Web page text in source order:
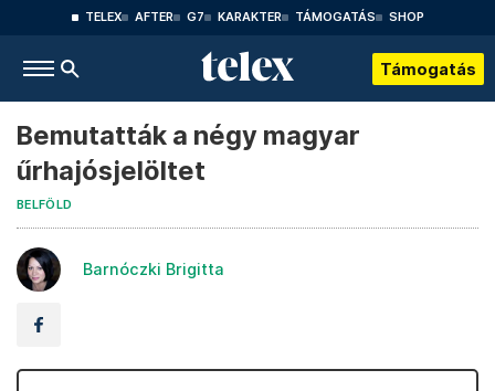
TELEX AFTER G7 KARAKTER TÁMOGATÁS SHOP
Támogatás
Bemutatták a négy magyar
űrhajósjelöltet
BELFÖLD
Barnóczki Brigitta